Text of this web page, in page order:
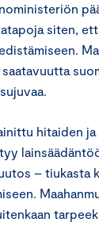
siten,
hitaiden
–